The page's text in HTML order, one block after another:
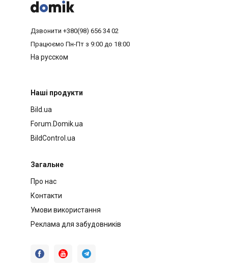



Дзвонити +380(98) 656 34 02
Працюємо Пн-Пт з 9:00 до 18:00
На русском
Наші продукти
Bild.ua
Forum.Domik.ua
BildControl.ua
Загальне
Про нас
Контакти
Умови використання
Реклама для забудовників
  